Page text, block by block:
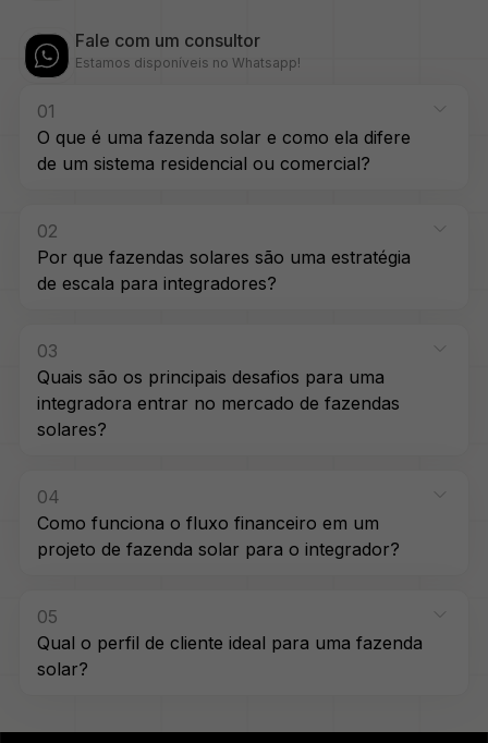
Fale com um consultor
Estamos disponíveis no Whatsapp!
01
O que é uma fazenda solar e como ela difere
de um sistema residencial ou comercial?
02
Por que fazendas solares são uma estratégia
de escala para integradores?
03
Quais são os principais desafios para uma
integradora entrar no mercado de fazendas
solares?
04
Como funciona o fluxo financeiro em um
projeto de fazenda solar para o integrador?
05
Qual o perfil de cliente ideal para uma fazenda
solar?